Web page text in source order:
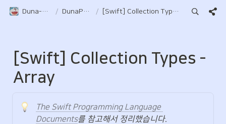
Duna-Pocket / DunaPocket / [Swift] Collection Types - Array
[Swift] Collection Types -
Array
The Swift Programming Language
Documents를 참고해서 정리했습니다.